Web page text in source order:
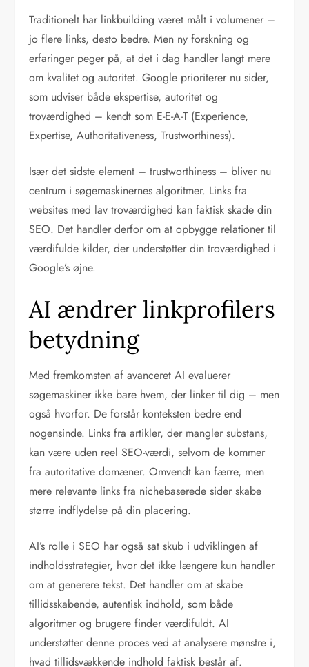
Traditionelt har linkbuilding været målt i volumener –
jo flere links, desto bedre. Men ny forskning og
erfaringer peger på, at det i dag handler langt mere
om kvalitet og autoritet. Google prioriterer nu sider,
som udviser både ekspertise, autoritet og
troværdighed – kendt som E-E-A-T (Experience,
Expertise, Authoritativeness, Trustworthiness).
Især det sidste element – trustworthiness – bliver nu
centrum i søgemaskinernes algoritmer. Links fra
websites med lav troværdighed kan faktisk skade din
SEO. Det handler derfor om at opbygge relationer til
værdifulde kilder, der understøtter din troværdighed i
Google’s øjne.
AI ændrer linkprofilers
betydning
Med fremkomsten af avanceret AI evaluerer
søgemaskiner ikke bare hvem, der linker til dig – men
også hvorfor. De forstår konteksten bedre end
nogensinde. Links fra artikler, der mangler substans,
kan være uden reel SEO-værdi, selvom de kommer
fra autoritative domæner. Omvendt kan færre, men
mere relevante links fra nichebaserede sider skabe
større indflydelse på din placering.
AI’s rolle i SEO har også sat skub i udviklingen af
indholdsstrategier, hvor det ikke længere kun handler
om at generere tekst. Det handler om at skabe
tillidsskabende, autentisk indhold, som både
algoritmer og brugere finder værdifuldt. AI
understøtter denne proces ved at analysere mønstre i,
hvad tillidsvækkende indhold faktisk består af.